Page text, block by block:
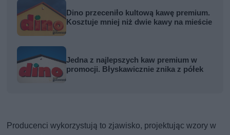
Dino przeceniło kultową kawę premium.
Kosztuje mniej niż dwie kawy na mieście
Jedna z najlepszych kaw premium w
promocji. Błyskawicznie znika z półek
Producenci wykorzystują to zjawisko, projektując wzory w